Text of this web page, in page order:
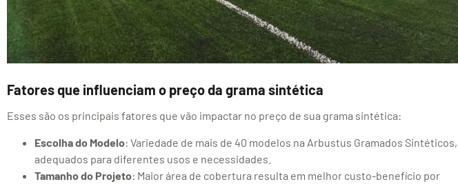
Fatores que influenciam o preço da grama sintética
Esses são os principais fatores que vão impactar no preço de sua grama sintética:
Escolha do Modelo: Variedade de mais de 40 modelos na Arbustus Gramados Sintéticos,
adequados para diferentes usos e necessidades.
Tamanho do Projeto: Maior área de cobertura resulta em melhor custo-benefício por